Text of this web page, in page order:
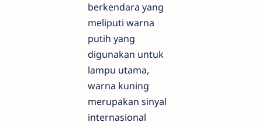
berkendara yang
meliputi warna
putih yang
digunakan untuk
lampu utama,
warna kuning
merupakan sinyal
internasional